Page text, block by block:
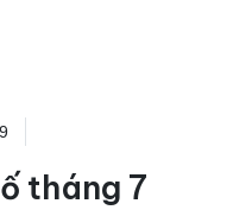
tháng 7